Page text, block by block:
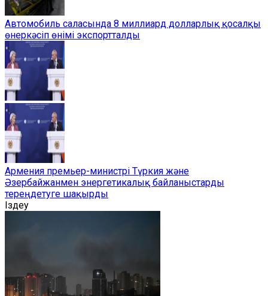
Автомобиль саласында 8 миллиард долларлық қосалқы
өнеркәсіп өнімі экспортталды
Армения премьер-министрі Түркия және
Әзербайжанмен энергетикалық байланыстарды
тереңдетуге шақырды
Іздеу